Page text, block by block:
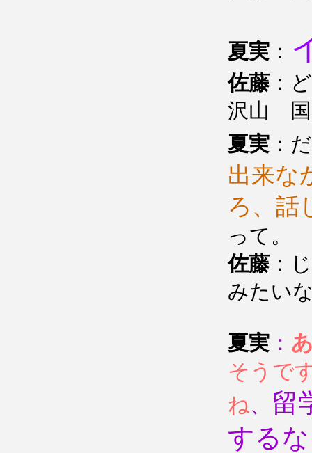
夏実 ：
佐藤：
沢山 国
夏実 ：
出来な
ろ、話
って。
佐藤：
みたい
夏実 ：
そうで
ね、 留
する